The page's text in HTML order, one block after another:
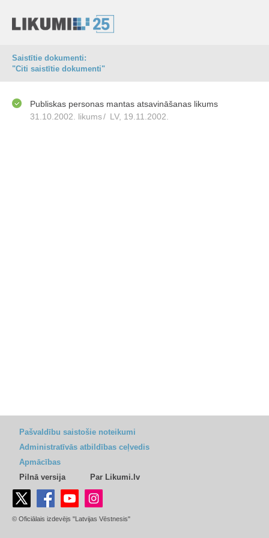
Saistītie dokumenti:
"Citi saistītie dokumenti"
Publiskas personas mantas atsavināšanas likums
31.10.2002. likums/ LV, 19.11.2002.
Pašvaldību saistošie noteikumi
Administratīvās atbildības ceļvedis
Apmācības
Pilnā versija
Par Likumi.lv
© Oficiālais izdevējs "Latvijas Vēstnesis"